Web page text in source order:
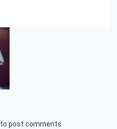
to post comments